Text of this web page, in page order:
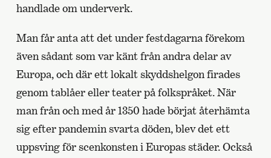
handlade om underverk.
Man får anta att det under festdagarna förekom
även sådant som var känt från andra delar av
Europa, och där ett lokalt skyddshelgon firades
genom tablåer eller teater på folkspråket. När
man från och med år 1350 hade börjat återhämta
sig efter pandemin svarta döden, blev det ett
uppsving för scenkonsten i Europas städer. Också